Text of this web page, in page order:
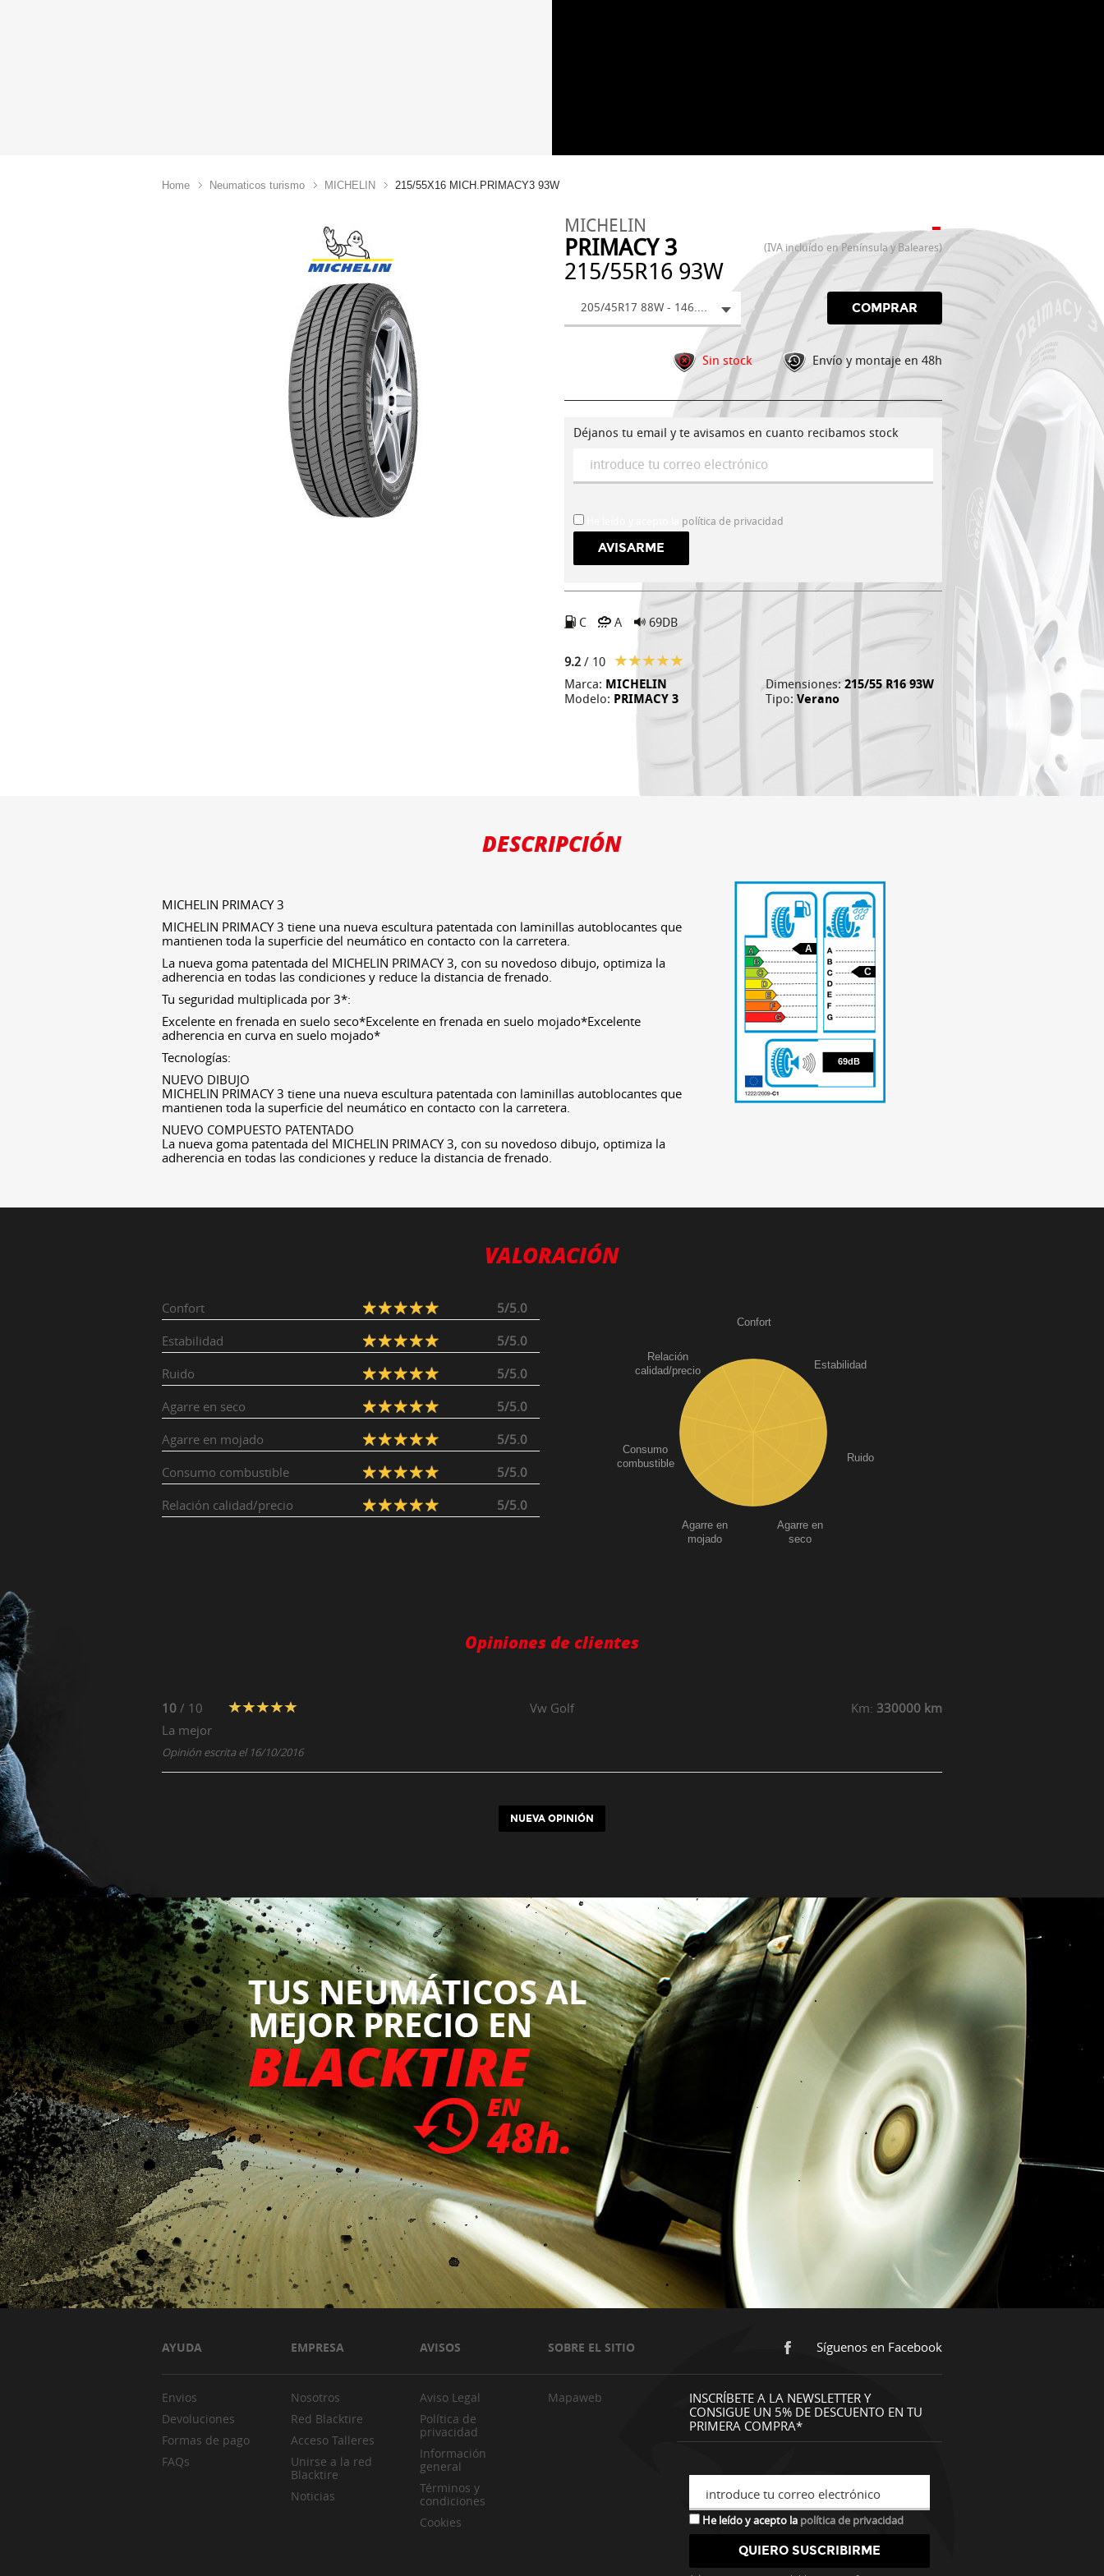
Home Neumaticos turismo MICHELIN 215/55X16 MICH.PRIMACY3 93W
MICHELIN
PRIMACY 3
215/55R16 93W
-
(IVA incluído en Península y Baleares)
205/45R17 88W - 146.92 € COMPRAR
Sin stock Envío y montaje en 48h
Déjanos tu email y te avisamos en cuanto recibamos stock
política de privacidad
C A 69DB
9.2 / 10
Marca: MICHELIN
Modelo: PRIMACY 3
Dimensiones:215/55 R16 93W
Tipo: Verano
DESCRIPCIÓN
MICHELIN PRIMACY 3
MICHELIN PRIMACY 3 tiene una nueva escultura patentada con laminillas autoblocantes que
mantienen toda la superficie del neumático en contacto con la carretera.
La nueva goma patentada del MICHELIN PRIMACY 3, con su novedoso dibujo, optimiza la
adherencia en todas las condiciones y reduce la distancia de frenado.
Tu seguridad multiplicada por 3*:
Excelente en frenada en suelo seco*Excelente en frenada en suelo mojado*Excelente
adherencia en curva en suelo mojado*
Tecnologías:
NUEVO DIBUJO
MICHELIN PRIMACY 3 tiene una nueva escultura patentada con laminillas autoblocantes que
mantienen toda la superficie del neumático en contacto con la carretera.
NUEVO COMPUESTO PATENTADO
La nueva goma patentada del MICHELIN PRIMACY 3, con su novedoso dibujo, optimiza la
adherencia en todas las condiciones y reduce la distancia de frenado.
69
A
C
69dB
VALORACIÓN
Confort
5/5.0
Estabilidad
5/5.0
Ruido
5/5.0
Agarre en seco
5/5.0
Agarre en mojado
5/5.0
Consumo combustible
5/5.0
Relación calidad/precio
5/5.0
Confort
Estabilidad
Ruido
Agarre en
seco
Agarre en
mojado
Consumo
combustible
Relación
calidad/precio
Opiniones de clientes
10 / 10 VwGolf Km: 330000 km
La mejor
Opinión escrita el 16/10/2016
NUEVA OPINIÓN
AYUDA EMPRESA AVISOS SOBRE EL SITIO Síguenos en Facebook
Envios
Devoluciones
Formas de pago
FAQs
Nosotros
Red Blacktire
Acceso Talleres
Unirse a la red
Blacktire
Noticias
Aviso Legal
Política de
privacidad
Información
general
Términos y
condiciones
Cookies
Mapaweb
INSCRÍBETE A LA NEWSLETTER Y
CONSIGUE UN 5% DE DESCUENTO EN TU
PRIMERA COMPRA*
introduce tu correo electrónico
He leído y acepto la política de privacidad